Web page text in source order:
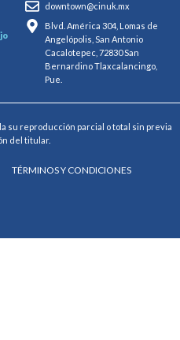
downtown@cinuk.mx
Blvd. América 304, Lomas de
Angelópolis, San Antonio
Cacalotepec, 72830 San
Bernardino Tlaxcalancingo,
Pue.
su reproducción parcial o total sin previa
del titular.
TÉRMINOS Y CONDICIONES